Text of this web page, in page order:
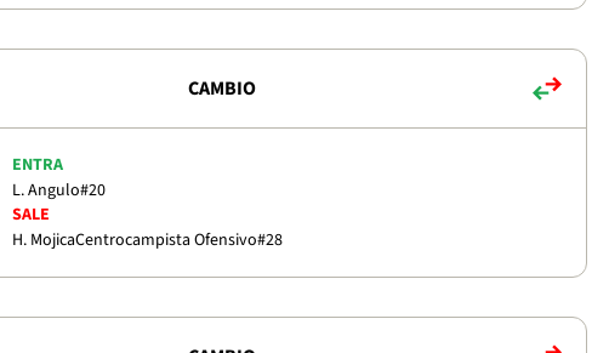
CAMBIO
ENTRA
L. Angulo#20
SALE
H. MojicaCentrocampista Ofensivo#28